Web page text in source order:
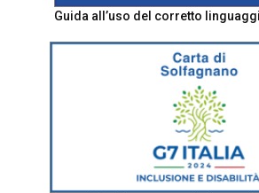
Guida all’uso del corretto